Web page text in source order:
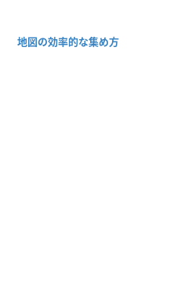
地図の効率的な集め方